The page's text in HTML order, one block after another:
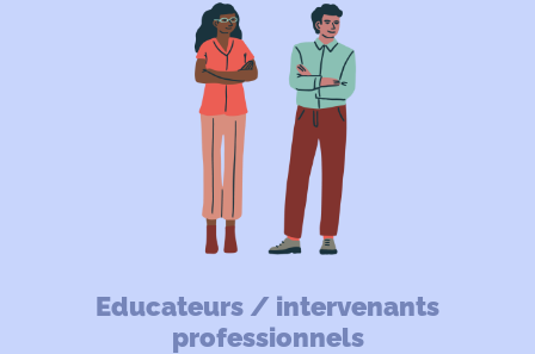
Educateurs / intervenants
professionnels